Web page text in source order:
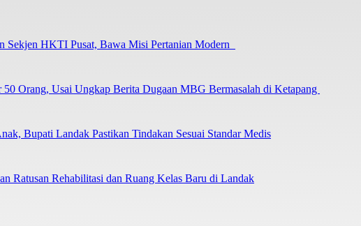
Sekjen HKTI Pusat, Bawa Misi Pertanian Modern
50 Orang, Usai Ungkap Berita Dugaan MBG Bermasalah di Ketapang
Bupati Landak Pastikan Tindakan Sesuai Standar Medis
Ratusan Rehabilitasi dan Ruang Kelas Baru di Landak